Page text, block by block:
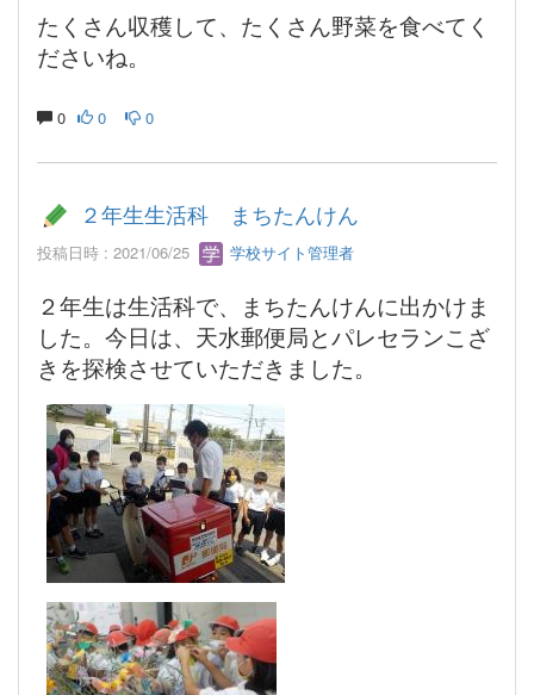
たくさん収穫して、たくさん野菜を食べてく
ださいね。
0 0 0
２年生生活科 まちたんけん
投稿日時 : 2021/06/25 学校サイト管理者
２年生は生活科で、まちたんけんに出かけま
した。今日は、天水郵便局とパレセランこざ
きを探検させていただきました。